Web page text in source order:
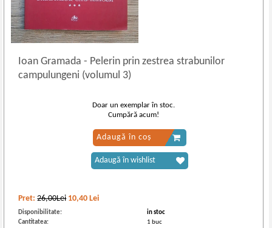
Ioan Gramada- Pelerin prin zestrea strabunilor
campulungeni (volumul 3)
Pret:26,00Lei 10,40 Lei
Disponibilitate:
in stoc
Cantitatea:
1 buc
Doar un exemplar în stoc.
Cumpără acum!
Adaugă în coș
Adaugă în wishlist